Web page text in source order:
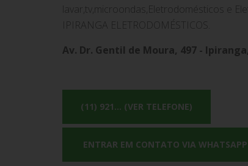
lavar,tv,microondas,Eletrodomésticos e
IPIRANGA ELETRODOMÉSTICOS.
Av. Dr. Gentil de Moura, 497 -
(11) 921... (VER TELEFONE)
ENTRAR EM CONTATO VIA WHATSAPP